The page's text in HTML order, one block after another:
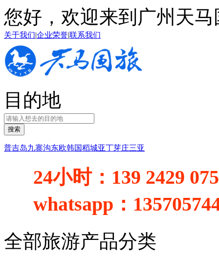
您好，欢迎来到广州天
关于我们|企业荣誉|联系我们
目的地
搜索
普吉岛九寨沟东欧韩国稻城亚丁芽庄三亚
24小时： 139 2429
whatsapp：
全部旅游产品分类